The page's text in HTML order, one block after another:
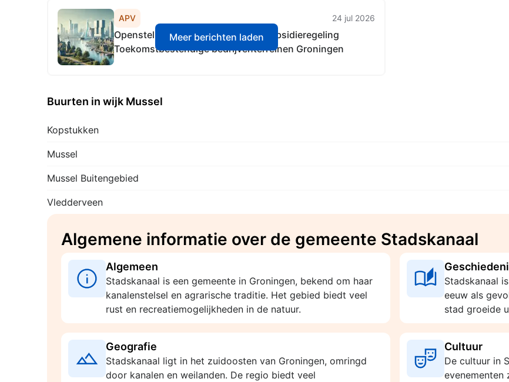
APV 24 jul 2026
Openstellings- en plafondbesluit Subsidieregeling
Toekomstbestendige bedrijventerreinen Groningen
Meer berichten laden
Buurten in wijk Mussel
Kopstukken
Mussel
Mussel Buitengebied
Vledderveen
Algemene informatie over de gemeente Stadskanaal
Algemeen
Stadskanaal is een gemeente in Groningen, bekend om haar
kanalenstelsel en agrarische traditie. Het gebied biedt veel
rust en recreatiemogelijkheden in de natuur.
Stadskanaal
eeuw als
stad groeide
Geografie
Stadskanaal ligt in het zuidoosten van Groningen, omringd
door kanalen en weilanden. De regio biedt veel
Cultuur
De cultuur in
evenementen